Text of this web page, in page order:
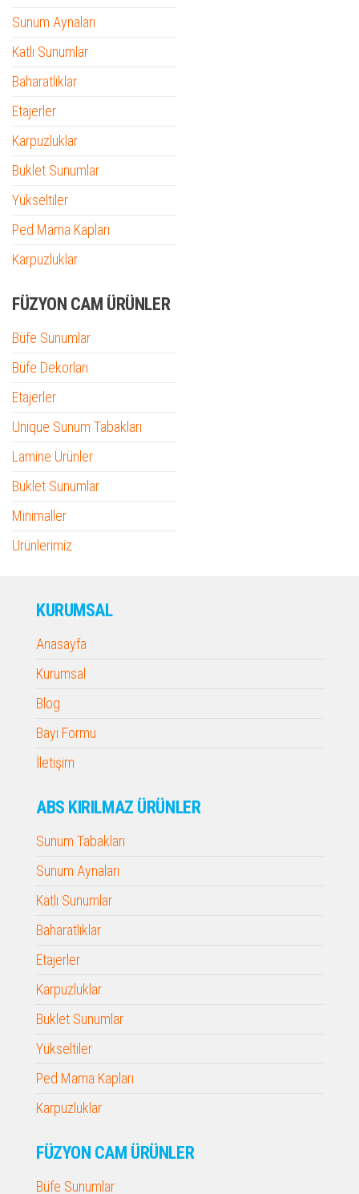
Sunum Aynaları
Katlı Sunumlar
Baharatlıklar
Etajerler
Karpuzluklar
Buklet Sunumlar
Yükseltiler
Ped Mama Kapları
Karpuzluklar
FÜZYON CAM ÜRÜNLER
Büfe Sunumlar
Büfe Dekorları
Etajerler
Unique Sunum Tabakları
Lamine Ürünler
Buklet Sunumlar
Minimaller
Ürünlerimiz
KURUMSAL
Anasayfa
Kurumsal
Blog
Bayi Formu
İletişim
ABS KIRILMAZ ÜRÜNLER
Sunum Tabakları
Sunum Aynaları
Katlı Sunumlar
Baharatlıklar
Etajerler
Karpuzluklar
Buklet Sunumlar
Yükseltiler
Ped Mama Kapları
Karpuzluklar
FÜZYON CAM ÜRÜNLER
Büfe Sunumlar